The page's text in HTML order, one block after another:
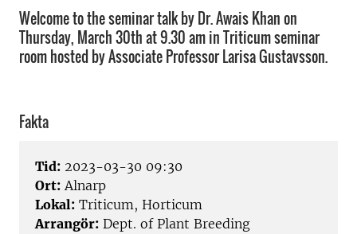
Welcome to the seminar talk by Dr. Awais Khan on
Thursday, March 30th at 9.30 am in Triticum seminar
room hosted by Associate Professor Larisa Gustavsson.
Fakta
Tid: 2023-03-30 09:30
Ort: Alnarp
Lokal: Triticum, Horticum
Arrangör: Dept. of Plant Breeding